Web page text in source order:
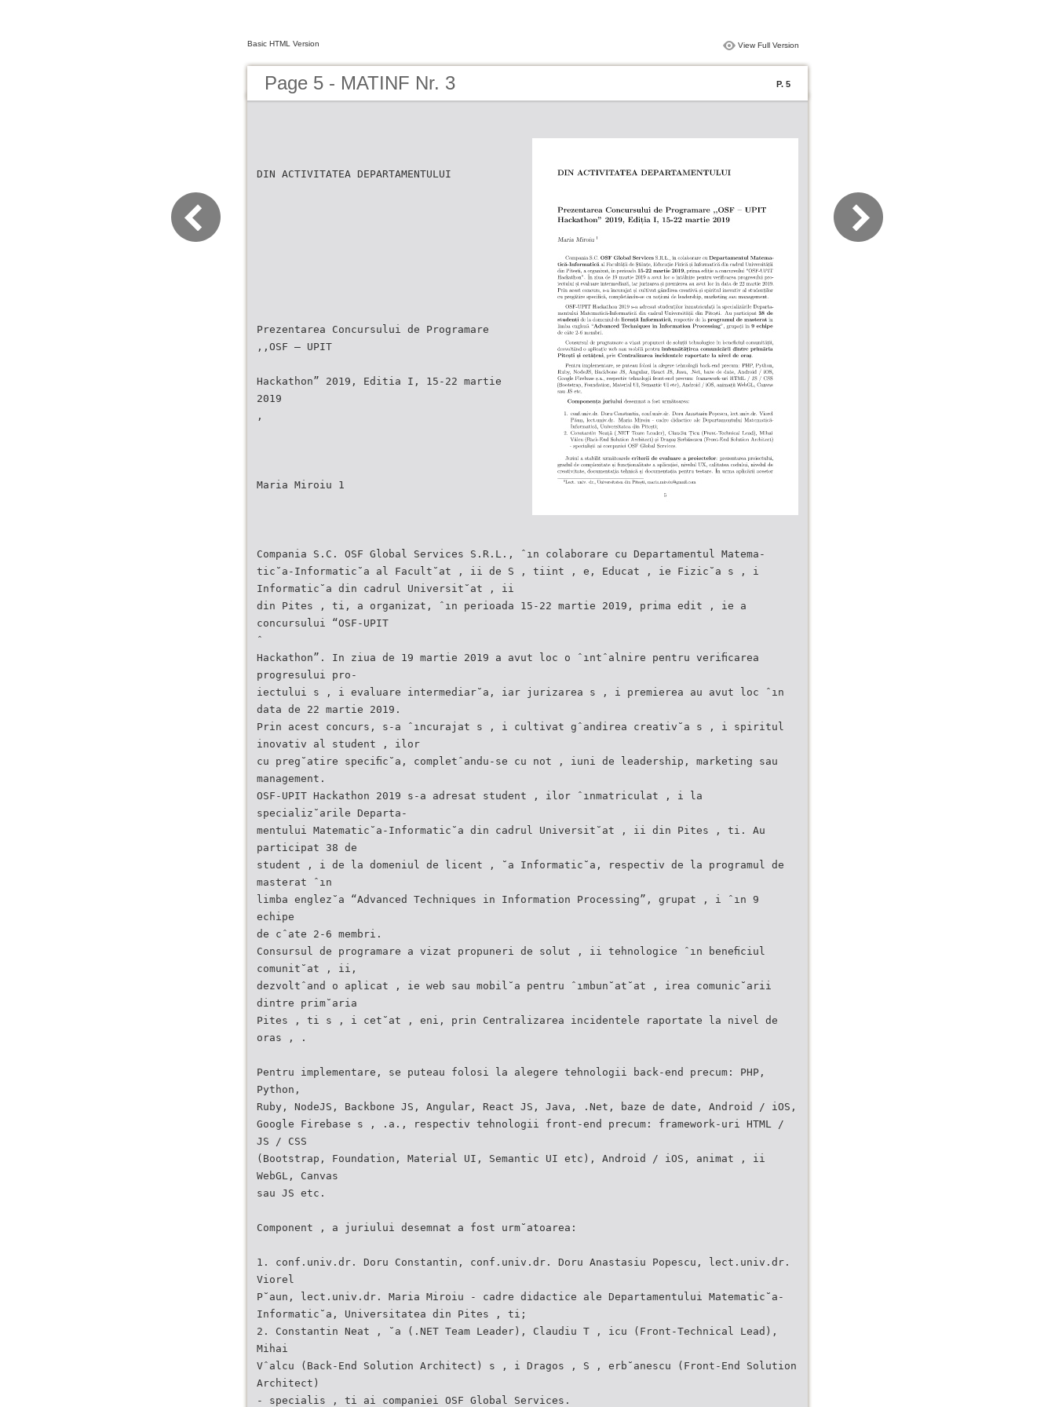
Basic HTML Version View Full Version
Page 5 - MATINF Nr. 3 P. 5
DIN ACTIVITATEA DEPARTAMENTULUI
Prezentarea Concursului de Programare
,,OSF – UPIT
Hackathon” 2019, Editia I, 15-22 martie
2019
,
Maria Miroiu 1
Compania S.C. OSF Global Services S.R.L., ˆın colaborare cu Departamentul Matema-
tic˘a-Informatic˘a al Facult˘at , ii de S , tiint , e, Educat , ie Fizic˘a s , i
Informatic˘a din cadrul Universit˘at , ii
din Pites , ti, a organizat, ˆın perioada 15-22 martie 2019, prima edit , ie a
concursului “OSF-UPIT
ˆ
Hackathon”. In ziua de 19 martie 2019 a avut loc o ˆıntˆalnire pentru veriﬁcarea
progresului pro-
iectului s , i evaluare intermediar˘a, iar jurizarea s , i premierea au avut loc ˆın
data de 22 martie 2019.
Prin acest concurs, s-a ˆıncurajat s , i cultivat gˆandirea creativ˘a s , i spiritul
inovativ al student , ilor
cu preg˘atire speciﬁc˘a, completˆandu-se cu not , iuni de leadership, marketing sau
management.
OSF-UPIT Hackathon 2019 s-a adresat student , ilor ˆınmatriculat , i la
specializ˘arile Departa-
mentului Matematic˘a-Informatic˘a din cadrul Universit˘at , ii din Pites , ti. Au
participat 38 de
student , i de la domeniul de licent , ˘a Informatic˘a, respectiv de la programul de
masterat ˆın
limba englez˘a “Advanced Techniques in Information Processing”, grupat , i ˆın 9
echipe
de cˆate 2-6 membri.
Consursul de programare a vizat propuneri de solut , ii tehnologice ˆın beneﬁciul
comunit˘at , ii,
dezvoltˆand o aplicat , ie web sau mobil˘a pentru ˆımbun˘at˘at , irea comunic˘arii
dintre prim˘aria
Pites , ti s , i cet˘at , eni, prin Centralizarea incidentele raportate la nivel de
oras , .
Pentru implementare, se puteau folosi la alegere tehnologii back-end precum: PHP,
Python,
Ruby, NodeJS, Backbone JS, Angular, React JS, Java, .Net, baze de date, Android / iOS,
Google Firebase s , .a., respectiv tehnologii front-end precum: framework-uri HTML /
JS / CSS
(Bootstrap, Foundation, Material UI, Semantic UI etc), Android / iOS, animat , ii
WebGL, Canvas
sau JS etc.
Component , a juriului desemnat a fost urm˘atoarea:
1. conf.univ.dr. Doru Constantin, conf.univ.dr. Doru Anastasiu Popescu, lect.univ.dr.
Viorel
P˘aun, lect.univ.dr. Maria Miroiu - cadre didactice ale Departamentului Matematic˘a-
Informatic˘a, Universitatea din Pites , ti;
2. Constantin Neat , ˘a (.NET Team Leader), Claudiu T , icu (Front-Technical Lead),
Mihai
Vˆalcu (Back-End Solution Architect) s , i Dragos , S , erb˘anescu (Front-End Solution
Architect)
- specialis , ti ai companiei OSF Global Services.